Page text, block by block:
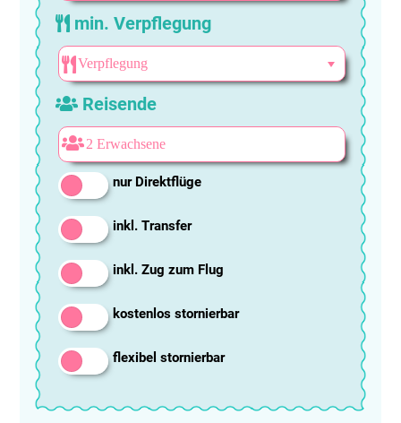
min. Verpflegung
Reisende
nur Direktflüge
inkl. Transfer
inkl. Zug zum Flug
kostenlos stornierbar
flexibel stornierbar